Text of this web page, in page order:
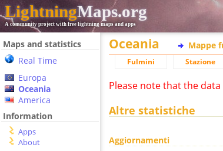
LightningMaps.org
A community project with free lightning maps and apps
Maps and statistics
Real Time
Europa
Oceania
America
Information
Apps
About
Oceania Mappe
Fulmini Stazione
Please note that the
Altre statistiche
Aggiornamenti